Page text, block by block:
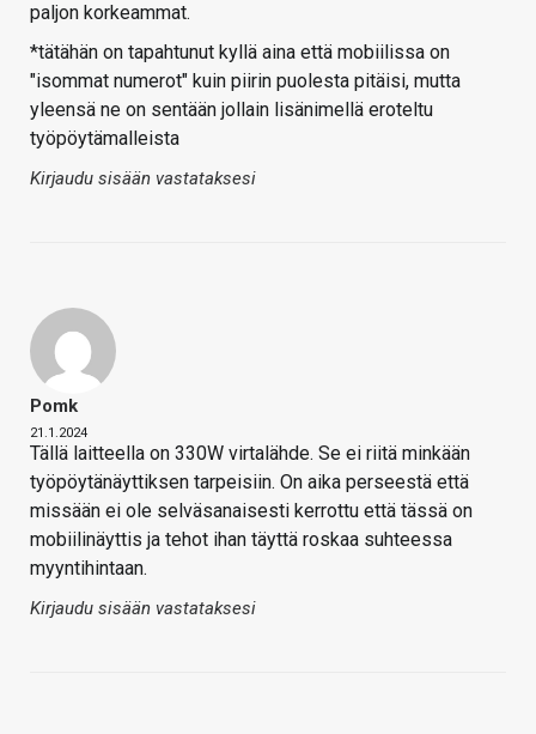
paljon korkeammat.
*tätähän on tapahtunut kyllä aina että mobiilissa on
"isommat numerot" kuin piirin puolesta pitäisi, mutta
yleensä ne on sentään jollain lisänimellä eroteltu
työpöytämalleista
Kirjaudu sisään vastataksesi
Pomk
21.1.2024
Tällä laitteella on 330W virtalähde. Se ei riitä minkään
työpöytänäyttiksen tarpeisiin. On aika perseestä että
missään ei ole selväsanaisesti kerrottu että tässä on
mobiilinäyttis ja tehot ihan täyttä roskaa suhteessa
myyntihintaan.
Kirjaudu sisään vastataksesi